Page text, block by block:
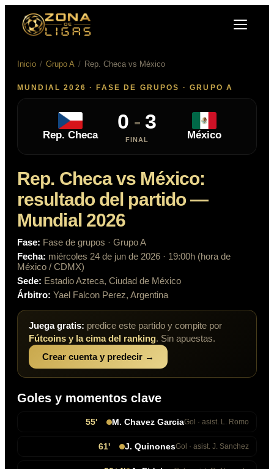
Inicio / Grupo A / Rep. Checa vs México
MUNDIAL 2026 · FASE DE GRUPOS · GRUPO A
Rep. Checa
0 - 3
FINAL México
Rep. Checavs México:
resultado del partido—
Mundial 2026
Fase: Fase de grupos · Grupo A
Fecha: miércoles 24 de jun de 2026 · 19:00h (hora de
México / CDMX)
Sede: Estadio Azteca, Ciudad de México
Árbitro: Yael Falcon Perez, Argentina
Juega gratis: predice este partido y compite por
Fútcoins y la cima del ranking. Sin apuestas.
Crear cuenta y predecir →
Goles y momentos clave
55' M. Chavez GarciaGol · asist. L. Romo
61' J. QuinonesGol · asist. J. Sanchez